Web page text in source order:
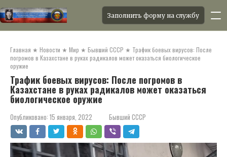
контенту
Заполнить форму на службу
Главная ★ Новости ★ Мир ★ Бывший СССР ★ Трафик боевых вирусов: После
погромов в Казахстане в руках радикалов может оказаться биологическое
оружие
Трафик боевых вирусов: После погромов в
Казахстане в руках радикалов может оказаться
биологическое оружие
Опубликовано: 15 января, 2022 Бывший СССР